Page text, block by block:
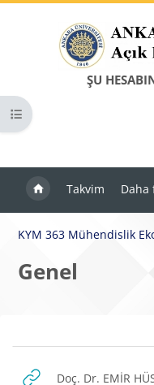
ŞU
Takvim Daha
Kurs dizinini aç
KYM 363 Mühendislik
Genel
Bloklar
Bölüm
Doç. Dr. EMİR